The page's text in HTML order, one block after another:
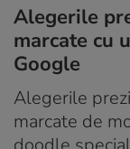
Alegerile
marcate cu
Google
Alegerile
marcate de